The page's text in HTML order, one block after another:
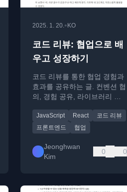
2025. 1. 20.• KO
코드 리뷰: 협업으로 배
우고 성장하기
코드 리뷰를 통한 협업 경험과
효과를 공유하는 글. 컨벤션 협
의, 경험 공유, 라이브러리 학
JavaScript React
코드 리뷰
프론트엔드
협업
Jeonghwan
Kim
0 0